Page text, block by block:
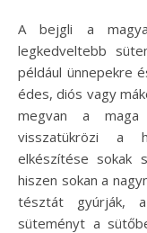
A bejgli a magyar konyha egyik legismertebb és
legkedveltebb
például ünnepekre
édes, diós vagy
megvan a maga
visszatükrözi a
elkészítése sokak
hiszen sokan a
tésztát gyúrják,
süteményt a